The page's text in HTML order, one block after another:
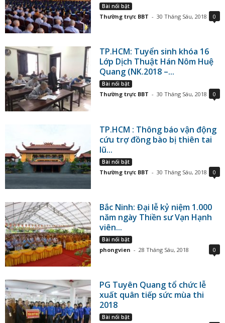
Bài nổi bật
Thường trực BBT - 30 Tháng Sáu, 2018 0
TP.HCM: Tuyển sinh khóa 16
Lớp Dịch Thuật Hán Nôm Huệ
Quang (NK.2018 –...
Bài nổi bật
Thường trực BBT - 30 Tháng Sáu, 2018 0
TP.HCM : Thông báo vận động
cứu trợ đồng bào bị thiên tai
lũ...
Bài nổi bật
Thường trực BBT - 30 Tháng Sáu, 2018 0
Bắc Ninh: Đại lễ kỷ niệm 1.000
năm ngày Thiền sư Vạn Hạnh
viên...
Bài nổi bật
phongvien - 28 Tháng Sáu, 2018 0
PG Tuyên Quang tổ chức lễ
xuất quân tiếp sức mùa thi
2018
Bài nổi bật